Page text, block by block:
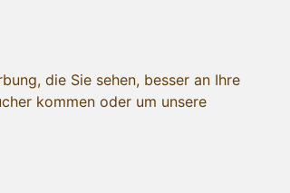
die Sie sehen, besser an Ihre
kommen oder um unsere